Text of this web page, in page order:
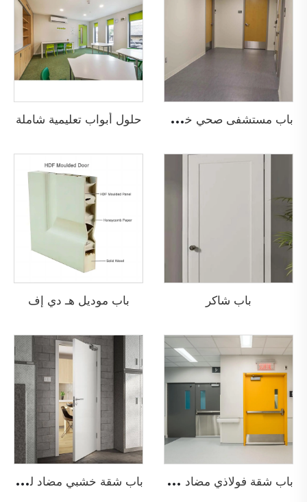
ب
اب مستشفى صحي خشبي مضاد للحريق حلول أبواب تعليمية شاملة
باب شاكر باب موديل هـ دي إف
ب
اب شقة فولاذي مضاد للحريق ب
اب شقة خشبي مضاد للحريق